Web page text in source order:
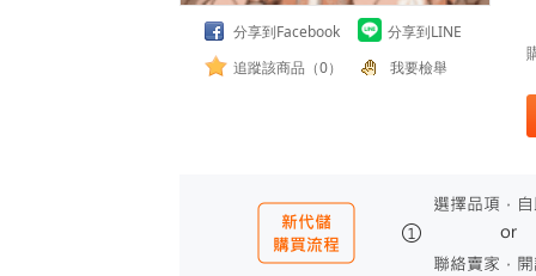
分享到Facebook
分享到LINE
追蹤該商品（0）
我要檢舉